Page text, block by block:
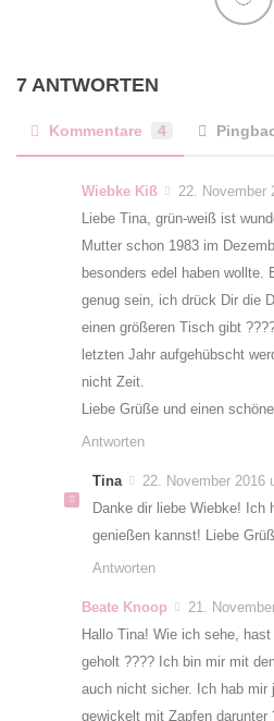
7 ANTWORTEN
Kommentare 4
Wiebke Kiß
22. November
Liebe Tina, grün-weiß ist
Mutter schon 1983 im
besonders edel haben
genug sein, ich drück Dir die
einen größeren Tisch gibt
letzten Jahr aufgehübscht
nicht Zeit.
Liebe Grüße und einen
Antworten
Tina
22. November 2016
Danke dir liebe Wiebke! Ich
genießen kannst! Liebe
Antworten
Beate Knoop
21.
Hallo Tina! Wie ich sehe,
geholt ???? Ich bin mir mit
auch nicht sicher. Ich hab mir
gewickelt mit Zapfen